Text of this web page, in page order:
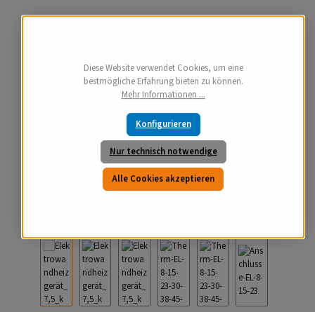
Diese Website verwendet Cookies, um eine
bestmögliche Erfahrung bieten zu können.
Mehr Informationen ...
Nur technisch notwendige
Konfigurieren
Alle Cookies akzeptieren